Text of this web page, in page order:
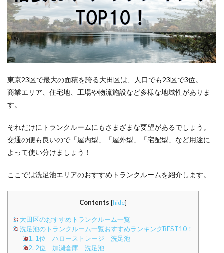
東京23区で最大の面積を誇る大田区は、人口でも23区で3位。
商業エリア、住宅地、工場や物流施設など多様な地域性がありま
す。
それだけにトランクルームにもさまざまな要望があるでしょう。
交通の便も良いので「屋内型」「屋外型」「宅配型」など用途に
よって使い分けましょう！
ここでは洗足池エリアのおすすめトランクルームを紹介します。
Contents [hide]
1. 大田区のおすすめトランクルーム一覧
2.洗足池のトランクルーム一覧おすすめランキングBEST10！
2.1. 1位 ハローストレージ 洗足池
2.2. 2位 加瀬倉庫 洗足池